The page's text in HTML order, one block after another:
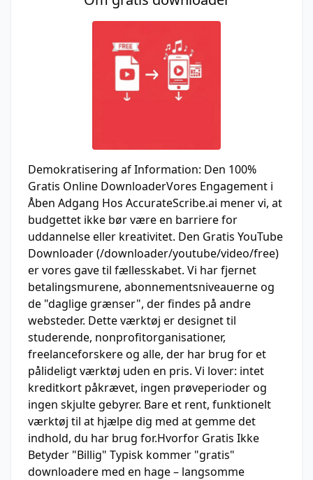
Demokratisering af Information: Den 100%
Gratis Online DownloaderVores Engagement i
Åben Adgang Hos AccurateScribe.ai mener vi, at
budgettet ikke bør være en barriere for
uddannelse eller kreativitet. Den Gratis YouTube
Downloader (/downloader/youtube/video/free)
er vores gave til fællesskabet. Vi har fjernet
betalingsmurene, abonnementsniveauerne og
de "daglige grænser", der findes på andre
websteder. Dette værktøj er designet til
studerende, nonprofitorganisationer,
freelanceforskere og alle, der har brug for et
pålideligt værktøj uden en pris. Vi lover: intet
kreditkort påkrævet, ingen prøveperioder og
ingen skjulte gebyrer. Bare et rent, funktionelt
værktøj til at hjælpe dig med at gemme det
indhold, du har brug for.Hvorfor Gratis Ikke
Betyder "Billig" Typisk kommer "gratis"
downloadere med en hage – langsomme